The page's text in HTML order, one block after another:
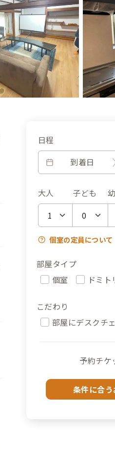
日程
到着日
大人 子ども
個室の定員について
部屋タイプ
個室
ドミト
こだわり
部屋にデスクチ
予約チケ
条件に合